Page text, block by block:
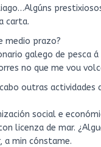
carta.
medio prazo?
galego de pesca
no que me vou
outras actividades
social e
licenza de mar.
a min cónstame.